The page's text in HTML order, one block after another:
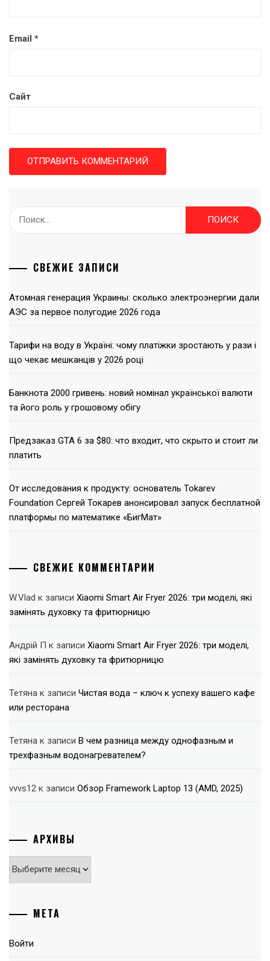
Email *
Сайт
Найти:
СВЕЖИЕ ЗАПИСИ
Атомная генерация Украины: сколько электроэнергии дали
АЭС за первое полугодие 2026 года
Тарифи на воду в Україні: чому платіжки зростають у рази і
що чекає мешканців у 2026 році
Банкнота 2000 гривень: новий номінал української валюти
та його роль у грошовому обігу
Предзаказ GTA 6 за $80: что входит, что скрыто и стоит ли
платить
От исследования к продукту: основатель Tokarev
Foundation Сергей Токарев анонсировал запуск бесплатной
платформы по математике «БигМат»
СВЕЖИЕ КОММЕНТАРИИ
W.Vlad к записи Xiaomi Smart Air Fryer 2026: три моделі, які
замінять духовку та фритюрницю
Андрій П к записи Xiaomi Smart Air Fryer 2026: три моделі,
які замінять духовку та фритюрницю
Тетяна к записи Чистая вода – ключ к успеху вашего кафе
или ресторана
Тетяна к записи В чем разница между однофазным и
трехфазным водонагревателем?
vvvs12 к записи Обзор Framework Laptop 13 (AMD, 2025)
АРХИВЫ
Архивы
МЕТА
Войти